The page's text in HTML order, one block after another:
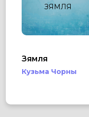
ЗЯМЛЯ
Зямля
Кузьма Чорны